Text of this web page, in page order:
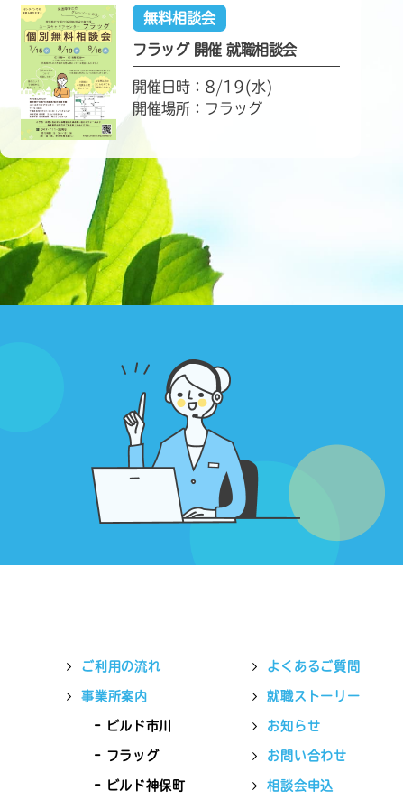
無料相談会
フラッグ 開催 就職相談会
開催日時：8/19(水)
開催場所：フラッグ
ご利用の流れ
事業所案内
ビルド市川
フラッグ
ビルド神保町
よくあるご質問
就職ストーリー
お知らせ
お問い合わせ
相談会申込